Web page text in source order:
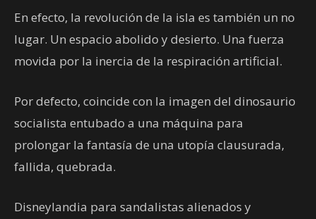
En efecto, la revolución de la isla es también un no
lugar. Un espacio abolido y desierto. Una fuerza
movida por la inercia de la respiración artificial.
Por defecto, coincide con la imagen del dinosaurio
socialista entubado a una máquina para
prolongar la fantasía de una utopía clausurada,
fallida, quebrada.
Disneylandia para sandalistas alienados y